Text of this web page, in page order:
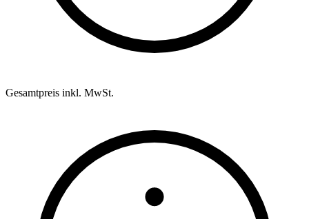
Gesamtpreis inkl. MwSt.